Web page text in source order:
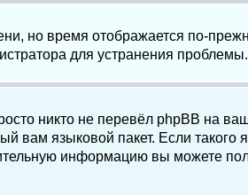
но время отображается по-
для устранения проблемы.
никто не перевёл phpBB на
вам языковой пакет. Если такого
информацию вы можете